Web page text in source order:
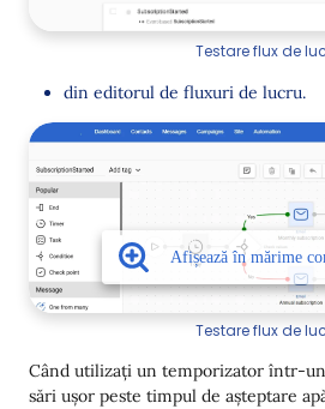
Testare flux de
din editorul de fluxuri de lucru.
Testare flux de
Când utilizați un temporizator într-
sări ușor peste timpul de așteptare